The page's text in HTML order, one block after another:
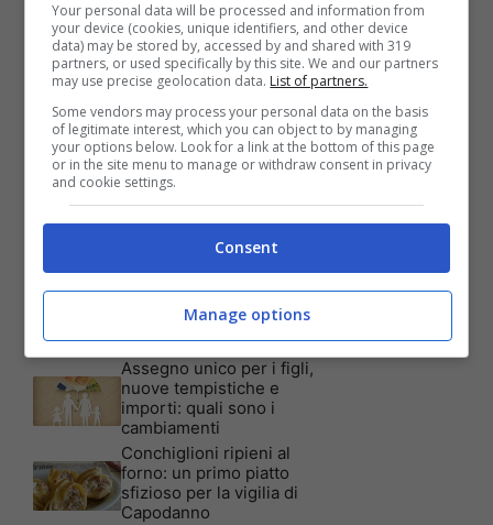
Articoli recenti
Assicurazione auto: ecco le
garanzie accessorie più
richieste dagli italiani
Test Visivo: Quanti Cani
vedi nella foto? Hai 30
secondi per essere un
genio!
Batterie al sale marino: 4
volte la capacità di quelle al
litio
è imperdibile: a quali utenti
è rivolta
Assegno unico per i figli,
nuove tempistiche e
importi: quali sono i
cambiamenti
Conchiglioni ripieni al
forno: un primo piatto
sfizioso per la vigilia di
Capodanno
Your personal data will be processed and information from
your device (cookies, unique identifiers, and other device
data) may be stored by, accessed by and shared with 319
partners, or used specifically by this site. We and our partners
may use precise geolocation data. List of partners.
Some vendors may process your personal data on the basis
of legitimate interest, which you can object to by managing
your options below. Look for a link at the bottom of this page
or in the site menu to manage or withdraw consent in privacy
and cookie settings.
Consent
Manage options